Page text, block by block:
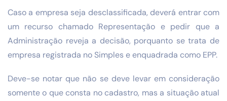
Caso a empresa seja desclassificada, deverá entrar com
um recurso chamado Representação e pedir que a
Administração reveja a decisão, porquanto se trata de
empresa registrada no Simples e enquadrada como EPP.
Deve-se notar que não se deve levar em consideração
somente o que consta no cadastro, mas a situação atual